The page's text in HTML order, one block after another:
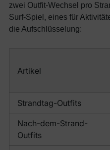
zwei Outfit-Wechsel pro
Surf-Spiel, eines für
die Aufschlüsselung:
Artikel
Strandtag-Outfits
Nach-dem-Strand-
Outfits